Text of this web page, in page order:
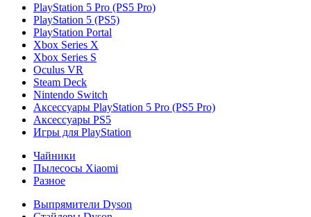
PlayStation 5 Pro (PS5 Pro)
PlayStation 5 (PS5)
PlayStation Portal
Xbox Series X
Xbox Series S
Oculus VR
Steam Deck
Nintendo Switch
Аксессуары PlayStation 5 Pro (PS5 Pro)
Аксессуары PS5
Игры для PlayStation
Чайники
Пылесосы Xiaomi
Разное
Выпрямители Dyson